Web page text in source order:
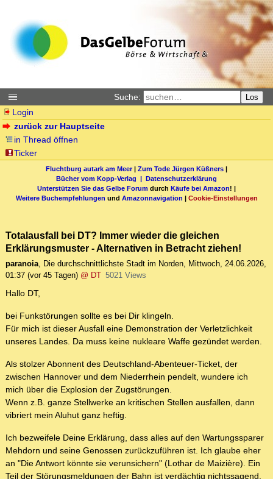
Suche: Los
Login
zurück zur Hauptseite
in Thread öffnen
Ticker
Fluchtburg autark am Meer| Zum Tode Jürgen Küßners |
Bücher vom Kopp-Verlag | Datenschutzerklärung
Unterstützen Sie das Gelbe Forum durch Käufe bei Amazon! |
Weitere Buchempfehlungen und Amazonnavigation | Cookie-Einstellungen
Totalausfall bei DT? Immer wieder die gleichen
Erklärungsmuster - Alternativen in Betracht ziehen!
paranoia, Die durchschnittlichste Stadt im Norden, Mittwoch, 24.06.2026,
01:37 (vor 45 Tagen) @ DT 5021 Views
Hallo DT,
bei Funkstörungen sollte es bei Dir klingeln.
Für mich ist dieser Ausfall eine Demonstration der Verletzlichkeit
unseres Landes. Da muss keine nukleare Waffe gezündet werden.
Als stolzer Abonnent des Deutschland-Abenteuer-Ticket, der
zwischen Hannover und dem Niederrhein pendelt, wundere ich
mich über die Explosion der Zugstörungen.
Wenn z.B. ganze Stellwerke an kritischen Stellen ausfallen, dann
vibriert mein Aluhut ganz heftig.
Ich bezweifele Deine Erklärung, dass alles auf den Wartungssparer
Mehdorn und seine Genossen zurückzuführen ist. Ich glaube eher
an "Die Antwort könnte sie verunsichern" (Lothar de Maizière). Ein
Teil der Störungsmeldungen der Bahn ist verdächtig nichtssagend.